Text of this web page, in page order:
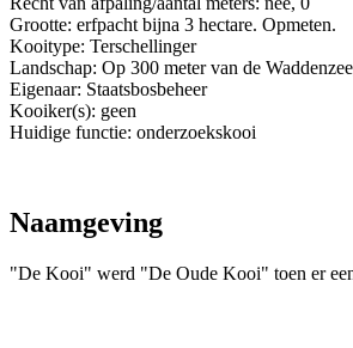
Grootte: erfpacht bijna 3 hectare. Opmeten.
Kooitype: Terschellinger
Landschap: Op 300 meter van de
Eigenaar: Staatsbosbeheer
Kooiker(s): geen
Huidige functie: onderzoekskooi
Naamgeving
"De Kooi" werd "De Oude Kooi" toen er